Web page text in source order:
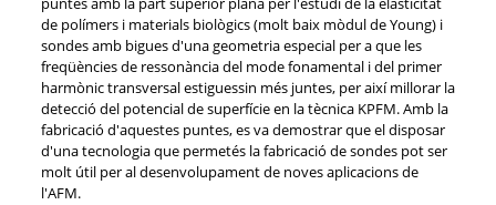
de polímers i materials biològics (molt baix mòdul de Young) i
sondes amb bigues d'una geometria especial per a que les
freqüències de ressonància del mode fonamental i del primer
harmònic transversal estiguessin més juntes, per així millorar la
detecció del potencial de superfície en la tècnica KPFM. Amb la
fabricació d'aquestes puntes, es va demostrar que el disposar
d'una tecnologia que permetés la fabricació de sondes pot ser
molt útil per al desenvolupament de noves aplicacions de
l'AFM.